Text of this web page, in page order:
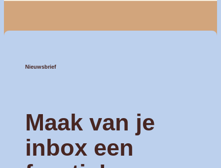
Nieuwsbrief
Maak van je
inbox een